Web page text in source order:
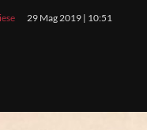
29 Mag 2019 | 10:51